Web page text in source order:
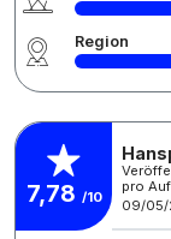
Region
7,78 /10
pro
09/05/